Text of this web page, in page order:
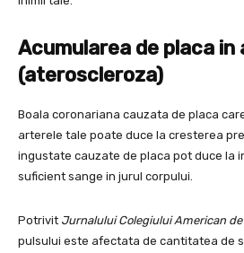
Acumularea de placa
(ateroscleroza)
Boala coronariana cauzata de placa
arterele tale poate duce la cresterea
ingustate cauzate de placa pot duce la
suficient sange in jurul corpului.
Potrivit Jurnalului Colegiului American
pulsului este afectata de cantitatea de